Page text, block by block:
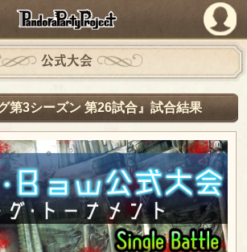
PandoraPartyProject
公式大会
第3シーズン 第26試合』試合結果